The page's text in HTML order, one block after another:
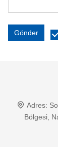
Gönder
Adres:
Bölgesi,